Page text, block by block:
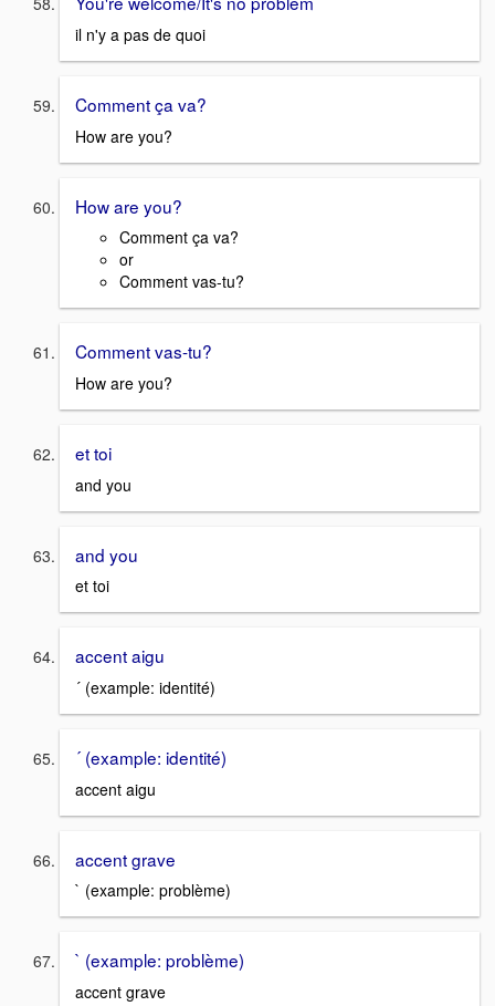
il n'y a pas de quoi
Comment ça va?
How are you?
How are you?
Comment ça va?
or
Comment vas-tu?
Comment vas-tu?
How are you?
et toi
and you
and you
et toi
accent aigu
´ (example: identité)
´ (example: identité)
accent aigu
accent grave
` (example: problème)
` (example: problème)
accent grave